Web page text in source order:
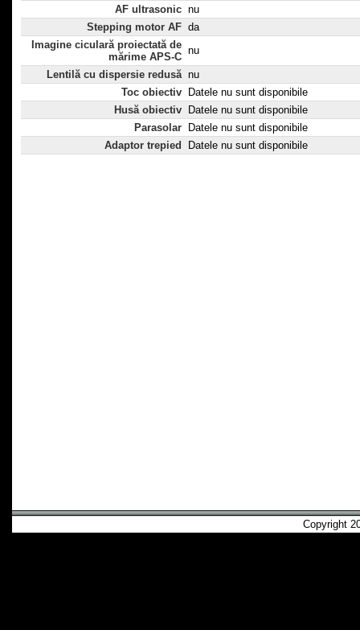
AF ultrasonic nu
Stepping motor AF da
Imagine ciculară proiectată de
mărime APS-C
nu
Lentilă cu dispersie redusă nu
Toc obiectiv
Datele nu sunt disponibile
Husă obiectiv
Datele nu sunt disponibile
Parasolar
Datele nu sunt disponibile
Adaptor trepied
Datele nu sunt disponibile
Copyright